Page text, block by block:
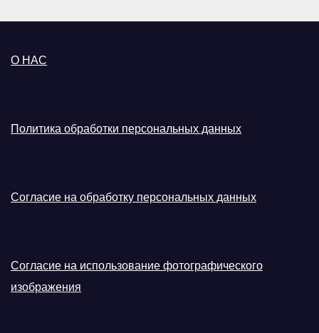
О НАС
Политика обработки персональных данных
Согласие на обработку персональных данных
Согласие на использование фотографического
изображения